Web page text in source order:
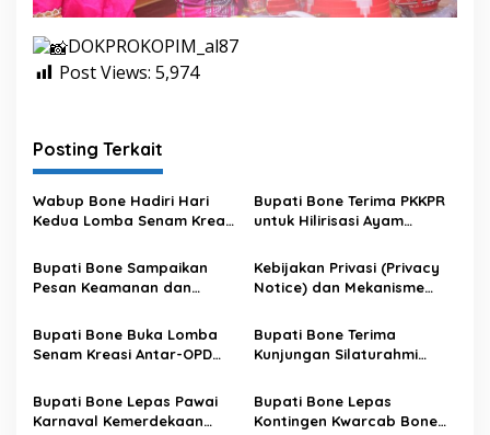
DOKPROKOPIM_al87
Post Views: 5,974
Posting Terkait
Wabup Bone Hadiri Hari
Kedua Lomba Senam Kreasi
Bupati Bone Terima PKKPR
untuk Hilirisasi Ayam
Bupati Bone Sampaikan
Pesan Keamanan dan
Kebijakan Privasi (Privacy
Notice) dan Mekanisme
Data pada Portal Bone
Satu Data
Bupati Bone Buka Lomba
Senam Kreasi Antar-OPD
Bupati Bone Terima
Kunjungan Silaturahmi
XIV/Hasanuddin
Bupati Bone Lepas Pawai
Karnaval Kemerdekaan
Bupati Bone Lepas
Kontingen Kwarcab Bone